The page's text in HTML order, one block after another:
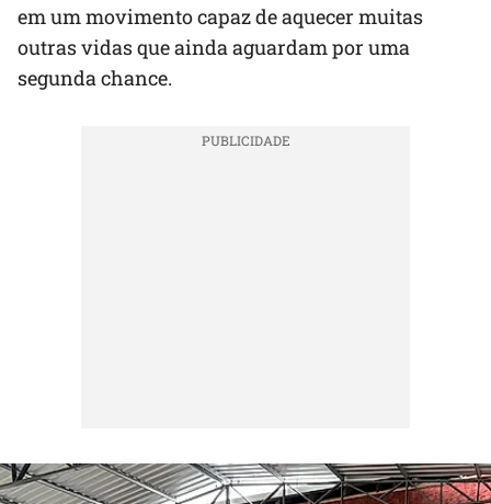
em um movimento capaz de aquecer muitas
outras vidas que ainda aguardam por uma
segunda chance.